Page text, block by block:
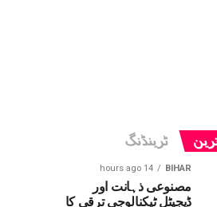
ٹرینڈنگ
BIHAR
14 hours ago
مصنوعی ذہانت اور
ڈیجیٹل ٹیکنالوجی ترقی کا